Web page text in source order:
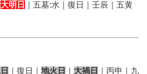
大明日
｜五墓:水｜復日｜壬辰｜五黄
｜復日｜ 地火日 大禍日
｜丙申｜九